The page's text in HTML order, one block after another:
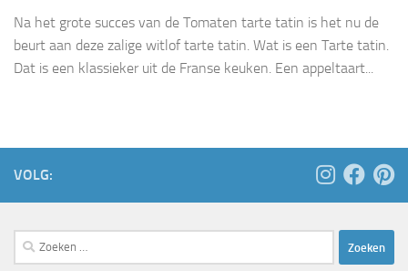
Na het grote succes van de Tomaten tarte tatin is het nu de
beurt aan deze zalige witlof tarte tatin. Wat is een Tarte tatin.
Dat is een klassieker uit de Franse keuken. Een appeltaart...
VOLG:
Zoeken
naar: